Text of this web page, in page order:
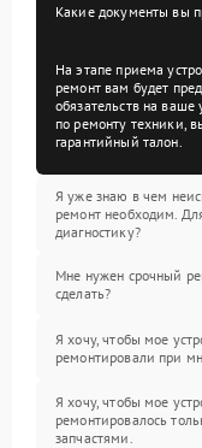
Какие документы вы
На этапе приема
ремонт вам будет
обязательств на ваше
по ремонту техники,
гарантийный талон.
Я уже знаю в чем
ремонт необходим.
диагностику?
Мне нужен срочный
сделать?
Я хочу, чтобы мое
ремонтировали при
Я хочу, чтобы мое
ремонтировалось
запчастями.